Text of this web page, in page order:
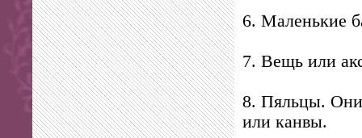
6. Маленькие
7. Вещь или
8. Пяльцы. Они
или канвы.